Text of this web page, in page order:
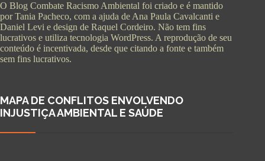
O Blog Combate Racismo Ambiental foi criado e é mantido
por Tania Pacheco, com a ajuda de Ana Paula Cavalcanti e
Daniel Levi e design de Raquel Cordeiro. Não tem fins
lucrativos e utiliza tecnologia WordPress. A reprodução de seu
conteúdo é incentivada, desde que citando a fonte e também
sem fins lucrativos.
MAPA DE CONFLITOS ENVOLVENDO
INJUSTIÇA AMBIENTAL E SAÚDE